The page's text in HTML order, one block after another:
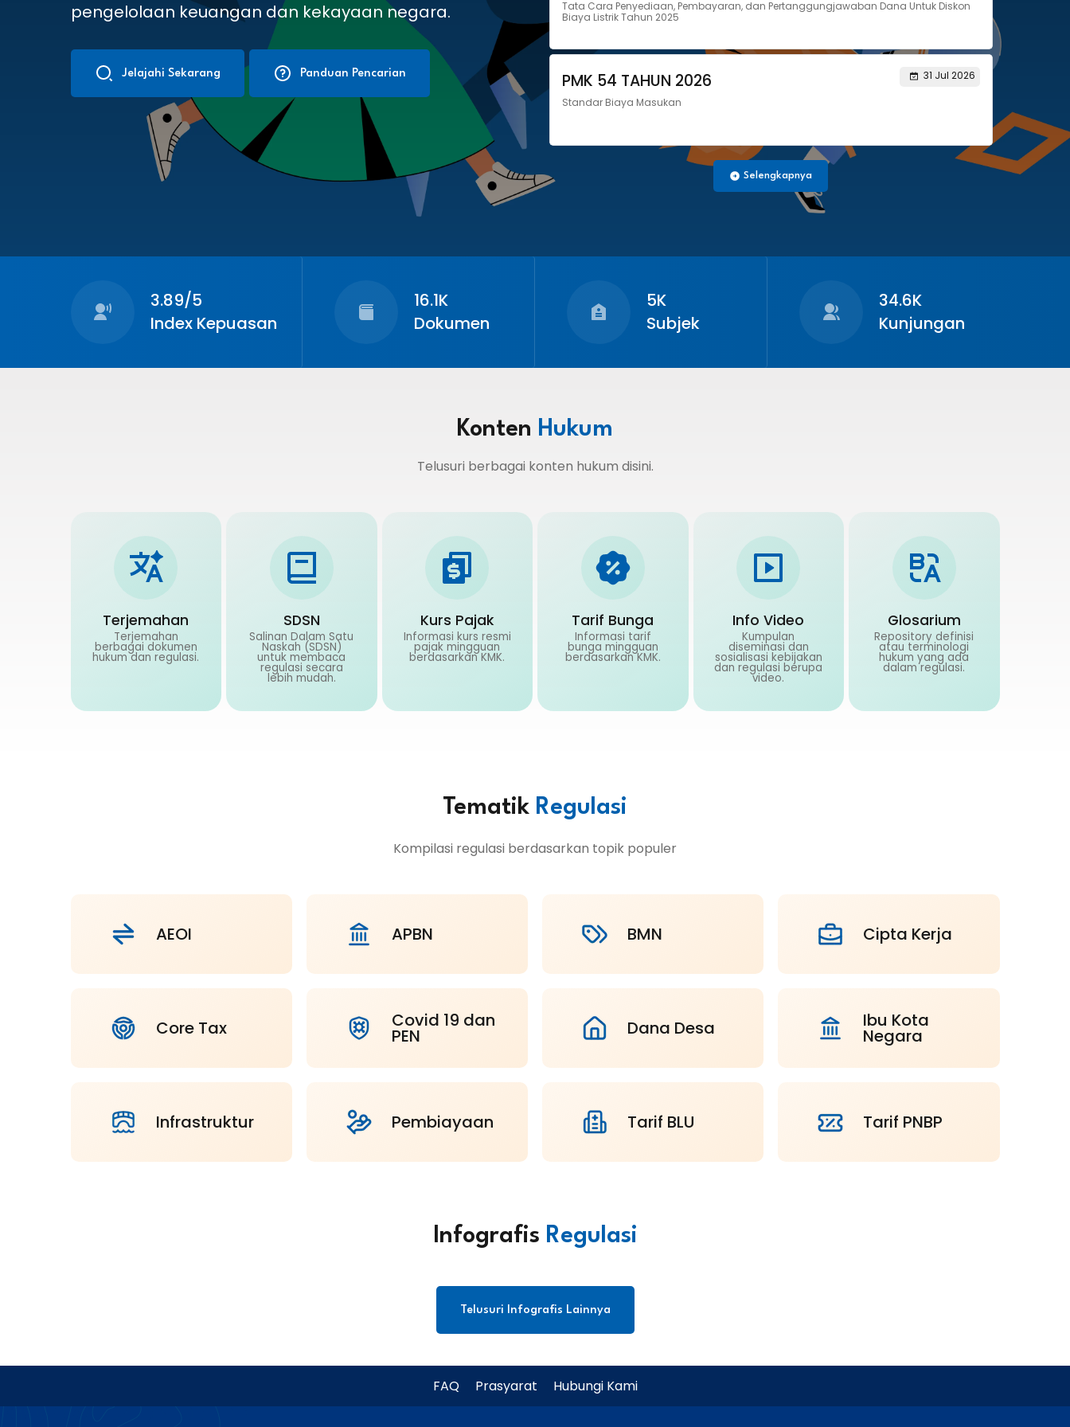
pengelolaan keuangan dan kekayaan negara.
Jelajahi Sekarang Panduan Pencarian
Tata Cara Penyediaan, Pembayaran, dan Pertanggungjawaban Dana Untuk Diskon
Biaya Listrik Tahun 2025
PMK 54 TAHUN 2026
31 Jul 2026
Standar Biaya Masukan
Selengkapnya
3.89/5
Index Kepuasan
16.1K
Dokumen
5K
Subjek
34.6K
Kunjungan
Konten Hukum
Telusuri berbagai konten hukum disini.
Terjemahan
Terjemahan
berbagai dokumen
hukum dan regulasi.
SDSN
Salinan Dalam Satu
Naskah (SDSN)
untuk membaca
regulasi secara
lebih mudah.
Kurs Pajak
Informasi kurs resmi
pajak mingguan
berdasarkan KMK.
Tarif Bunga
Informasi tarif
bunga mingguan
berdasarkan KMK.
Info Video
Kumpulan
diseminasi dan
sosialisasi kebijakan
dan regulasi berupa
video.
Glosarium
Repository definisi
atau terminologi
hukum yang ada
dalam regulasi.
Tematik Regulasi
Kompilasi regulasi berdasarkan topik populer
AEOI APBN BMN Cipta Kerja
Core Tax Covid 19 dan
PEN Dana Desa Ibu Kota
Negara
Infrastruktur Pembiayaan Tarif BLU Tarif PNBP
Infografis Regulasi
Telusuri Infografis Lainnya
FAQ Prasyarat Hubungi Kami